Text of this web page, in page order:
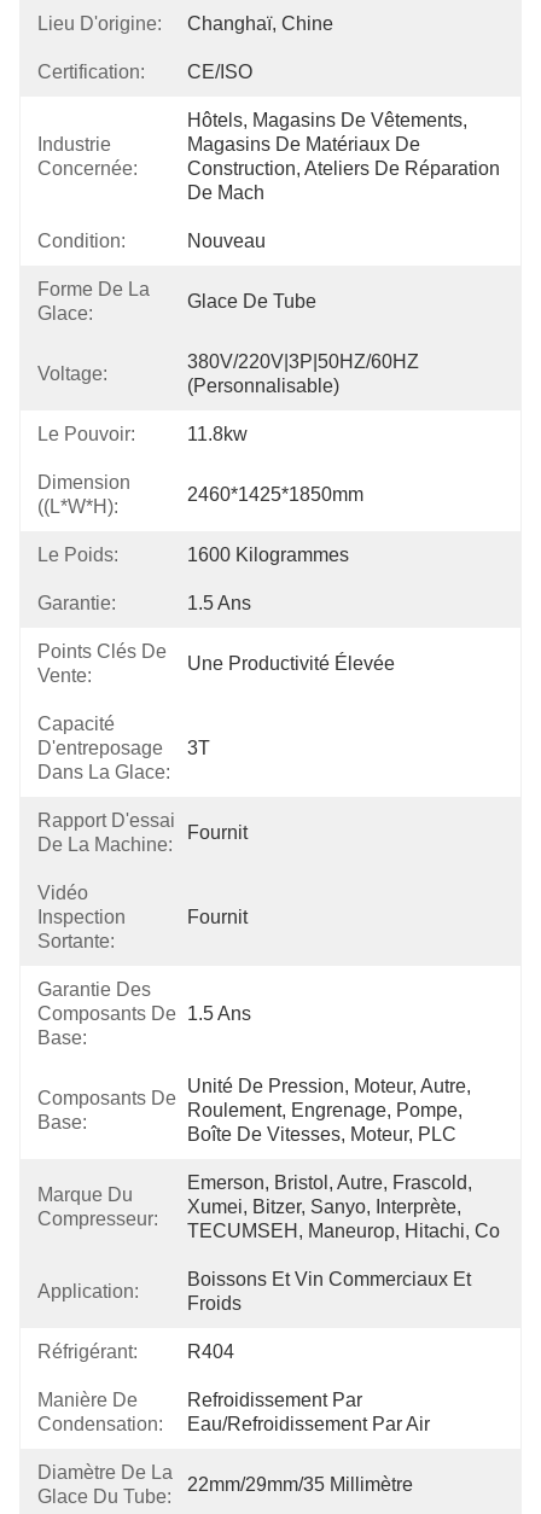
Lieu D'origine: Changhaï, Chine
Certification: CE/ISO
Industrie
Concernée:
Hôtels, Magasins De Vêtements,
Magasins De Matériaux De
Construction, Ateliers De Réparation
De Mach
Condition: Nouveau
Forme De La
Glace:
Glace De Tube
Voltage:
380V/220V|3P|50HZ/60HZ
(personnalisable)
Le Pouvoir: 11.8kw
Dimension
((L*W*H):
2460*1425*1850mm
Le Poids: 1600 Kilogrammes
Garantie: 1.5 Ans
Points Clés De
Vente:
Une Productivité Élevée
Capacité
D'entreposage
Dans La Glace:
3T
Rapport D'essai
De La Machine:
Fournit
Vidéo
Inspection
Sortante:
Fournit
Garantie Des
Composants De
Base:
1.5 Ans
Composants De
Base:
Unité De Pression, Moteur, Autre,
Roulement, Engrenage, Pompe,
Boîte De Vitesses, Moteur, PLC
Marque Du
Compresseur:
Emerson, Bristol, Autre, Frascold,
Xumei, Bitzer, Sanyo, Interprète,
TECUMSEH, Maneurop, Hitachi, Co
Application:
Boissons Et Vin Commerciaux Et
Froids
Réfrigérant: R404
Manière De
Condensation:
Refroidissement Par
Eau/refroidissement Par Air
Diamètre De La
Glace Du Tube:
22mm/29mm/35 Millimètre